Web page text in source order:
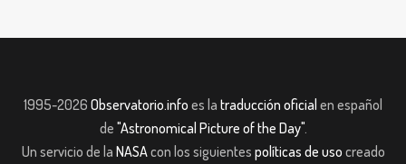
1995-2026 Observatorio.info es la traducción oficial en español
de "Astronomical Picture of the Day".
Un servicio de la NASAcon los siguientes políticas de uso creado